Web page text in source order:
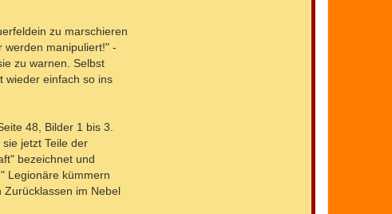
zu marschieren
werden manipuliert!" -
zu warnen. Selbst
wieder einfach so ins
48, Bilder 1 bis 3.
jetzt Teile der
bezeichnet und
Legionäre kümmern
Zurücklassen im Nebel